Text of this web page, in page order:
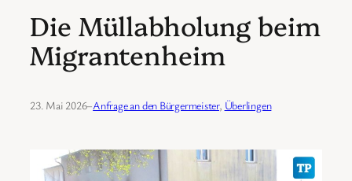
Die Müllabholung beim
Migrantenheim
23. Mai 2026–Anfrage an den Bürgermeister, Überlingen